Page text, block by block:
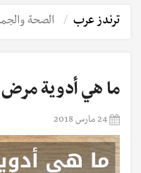
ترندز عرب الصحة
ما هي أدوية مرض
24 مارس 2018